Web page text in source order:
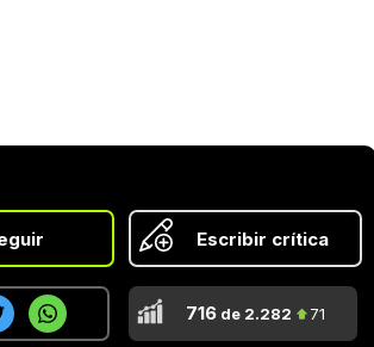
Escribir crítica
716de 2.282 71